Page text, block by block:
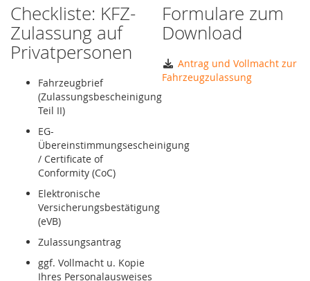
Checkliste: KFZ-
Zulassung auf
Privatpersonen
Fahrzeugbrief
(Zulassungsbescheinigung
Teil II)
EG-
Übereinstimmungsescheinigung
/ Certificate of
Conformity (CoC)
Elektronische
Versicherungsbestätigung
(eVB)
Zulassungsantrag
ggf. Vollmacht u. Kopie
Ihres Personalausweises
Formulare zum
Download
Antrag und Vollmacht zur
Fahrzeugzulassung